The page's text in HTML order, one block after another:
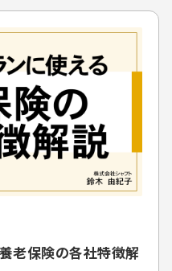
老保険の各社特徴解